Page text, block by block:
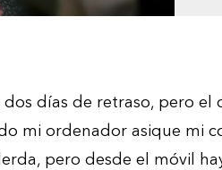
días de retraso, pero el
mi ordenador asique mi
pero desde el móvil